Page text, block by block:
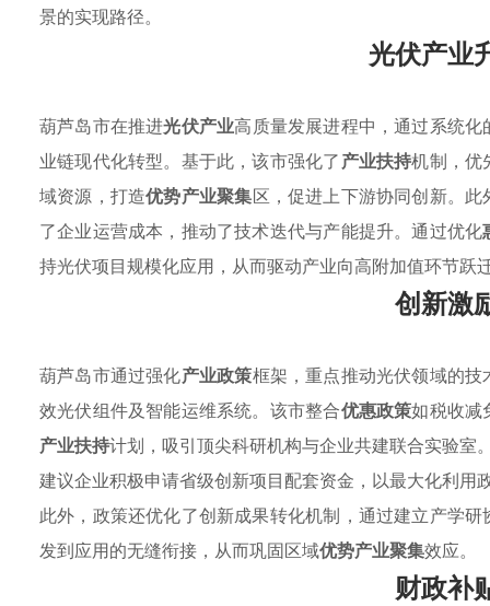
景的实现路径。
光伏产业
葫芦岛市在推进光伏产业高质量发展进程中，通过系统化
业链现代化转型。基于此，该市强化了产业扶持机制，优
域资源，打造优势产业聚集区，促进上下游协同创新。此
了企业运营成本，推动了技术迭代与产能提升。通过优化
持光伏项目规模化应用，从而驱动产业向高附加值环节跃
创新激
葫芦岛市通过强化产业政策框架，重点推动光伏领域的
效光伏组件及智能运维系统。该市整合优惠政策如税收减
产业扶持计划，吸引顶尖科研机构与企业共建联合实验室
建议企业积极申请省级创新项目配套资金，以最大化利用
此外，政策还优化了创新成果转化机制，通过建立产学
发到应用的无缝衔接，从而巩固区域优势产业聚集效应。
财政补